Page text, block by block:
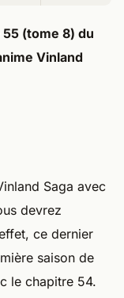
(tome 8) du
Vinland
Saga avec
devrez
ce dernier
saison de
le chapitre 54.